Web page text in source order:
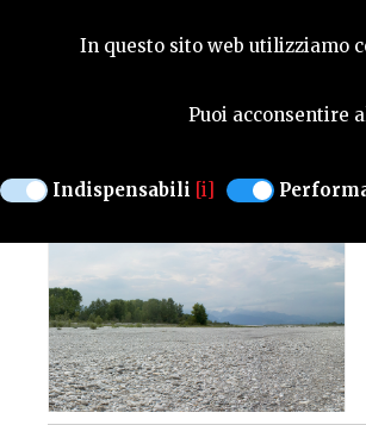
In questo sito web utilizziamo
Puoi acconsentire
Indispensabili [i]
San Quirino